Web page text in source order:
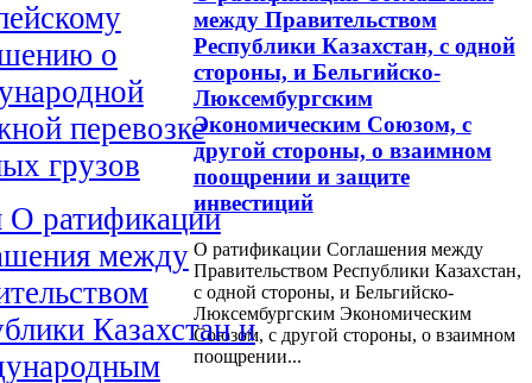
о
перевозке
грузов
О ратификации
между
Казахстан и
между Правительством
Республики Казахстан, с одной
стороны, и Бельгийско-
Люксембургским
Экономическим Союзом, с
другой стороны, о взаимном
поощрении и защите
инвестиций
О ратификации Соглашения между
Правительством Республики Казахстан,
с одной стороны, и Бельгийско-
Люксембургским Экономическим
Союзом, с другой стороны, о взаимном
поощрении...